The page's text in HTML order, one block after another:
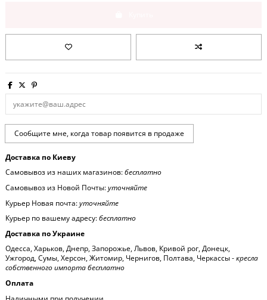
Доставка по Киеву
Самовывоз из наших магазинов:бесплатно
Самовывоз из Новой Почты:уточняйте
Курьер Новая почта:уточняйте
Курьер по вашему адресу:бесплатно
Доставка по Украине
Одесса, Харьков, Днепр, Запорожье, Львов, Кривой рог, Донецк,
Ужгород, Сумы, Херсон, Житомир, Чернигов, Полтава, Черкассы -кресла
собственного импорта бесплатно
Оплата